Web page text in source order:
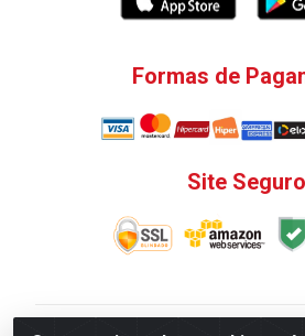
Formas de
Site Seguro